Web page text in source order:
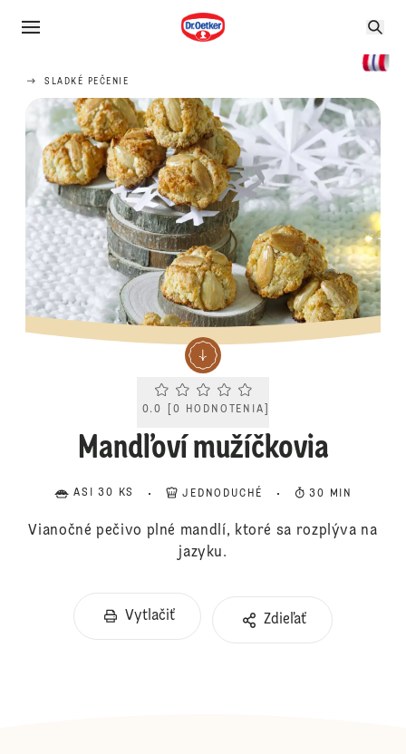
SLADKÉ PEČENIE
Current rating 0.0. Click to rate.
0.0 0 HODNOTENIA
Mandľoví mužíčkovia
ASI 30 KS JEDNODUCHÉ 30 MIN
Vianočné pečivo plné mandlí, ktoré sa rozplýva na
jazyku.
Vytlačiť Zdieľať